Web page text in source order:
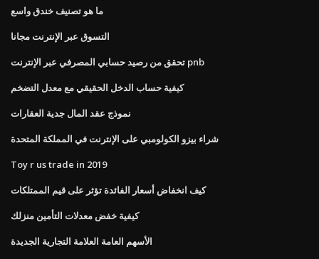
ما هو تصنيف خندق واسع
التسوق عبر الإنترنت مجانا
تحقق من رصيد حسابي المصرفي عبر الإنترنت pnb
كيفية حساب الدخل الحقيقي مع معدل التضخم
نموذج عقد المال جدية العقارات
شراء بيزو الكولومبي على الإنترنت في المملكة المتحدة
Toy r us trade in 2019
كيف انخفاض أسعار الفائدة تؤثر على قيم الممتلكات
كيفية خفض معدلات التأمين منزلك
الأسهم العامة العلامة التجارية الجديدة